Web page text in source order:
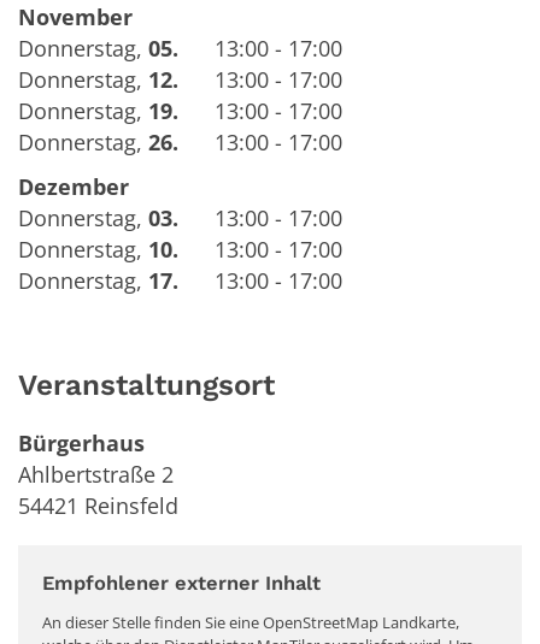
November
Donnerstag, 05.
13:00 - 17:00
Donnerstag, 12.
13:00 - 17:00
Donnerstag, 19.
13:00 - 17:00
Donnerstag, 26.
13:00 - 17:00
Dezember
Donnerstag, 03.
13:00 - 17:00
Donnerstag, 10.
13:00 - 17:00
Donnerstag, 17. 13:00 - 17:00
Veranstaltungsort
Bürgerhaus
Ahlbertstraße 2
54421 Reinsfeld
Empfohlener externer Inhalt
An dieser Stelle finden Sie eine OpenStreetMap Landkarte,